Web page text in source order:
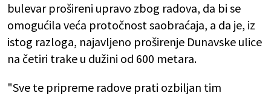
bulevar prošireni upravo zbog radova, da bi se
omogućila veća protočnost saobraćaja, a da je, iz
istog razloga, najavljeno proširenje Dunavske ulice
na četiri trake u dužini od 600 metara.
"Sve te pripreme radove prati ozbiljan tim